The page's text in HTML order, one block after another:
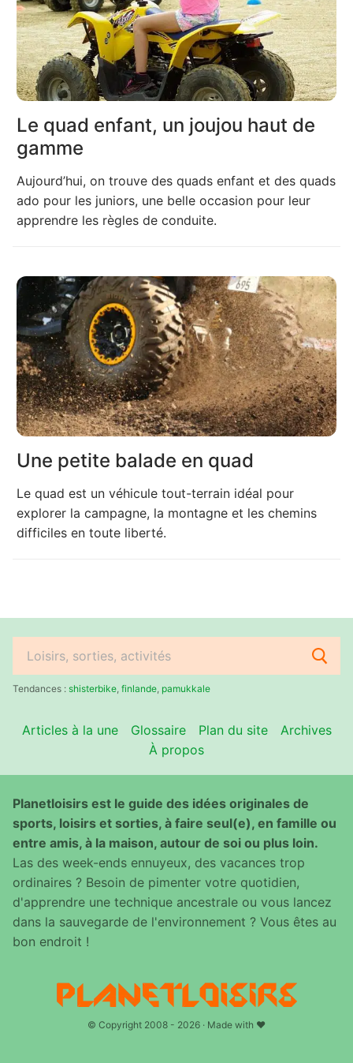
Le quad enfant, un joujou haut de
gamme
Aujourd’hui, on trouve des quads enfant et des quads
ado pour les juniors, une belle occasion pour leur
apprendre les règles de conduite.
Une petite balade en quad
Le quad est un véhicule tout-terrain idéal pour
explorer la campagne, la montagne et les chemins
difficiles en toute liberté.
Rechercher
:Tendances : shisterbike finlande pamukkale
Articles à la une Glossaire Plan du site
Archives
À propos
Planetloisirs est le guide des idées originales de
sports, loisirs et sorties, à faire seul(e), en famille ou
entre amis, à la maison, autour de soi ou plus loin.
Las des week-ends ennuyeux, des vacances trop
ordinaires ? Besoin de pimenter votre quotidien,
d'apprendre une technique ancestrale ou vous lancez
dans la sauvegarde de l'environnement ? Vous êtes au
bon endroit !
© Copyright 2008 - 2026 · Made with ♥